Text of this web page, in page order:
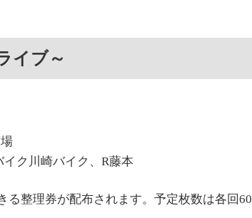
イブ～
ク川崎バイク、R藤本
る整理券が配布されます。予定枚数は各回60